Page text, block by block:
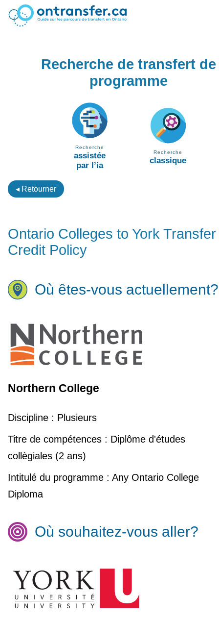
Recherche de transfert de
programme
Recherche
assistée
par l’ia
Recherche
classique
◂ Retourner
Ontario Colleges to York Transfer
Credit Policy
Où êtes-vous actuellement?
Northern College
Discipline : Plusieurs
Titre de compétences : Diplôme d'études
collègiales (2 ans)
Intitulé du programme : Any Ontario College
Diploma
Où souhaitez-vous aller?